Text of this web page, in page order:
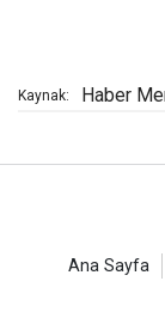
Kaynak: Haber
Ana Sayfa